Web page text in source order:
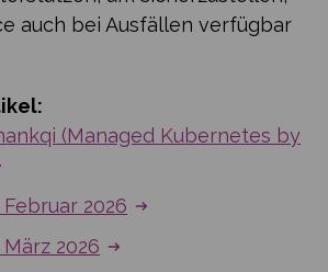
auch bei Ausfällen verfügbar
(Managed Kubernetes by
2026
2026